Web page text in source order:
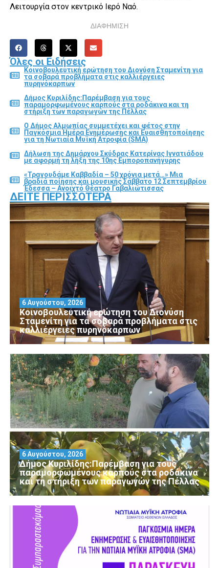
Λειτουργία στον κεντρικό Ιερό Ναό.
ΔΙΑΦΗΜΙΣΗ
Όλες οι Ειδήσεις
Κοινοβουλευτική ερώτηση του Διονύση Σταμενίτη για
τα σοβαρά προβλήματα στις καλλιέργειες
πυρηνόκαρπων
Δήμος Κυριλίδης:Παρέμβαση για τους
παραμορφωμένους καρπούς στα ροδάκινα και τη
στήριξη των παραγωγών της Πέλλας
Ο Δήμος Αλμωπίας συμμετέχει και φέτος στην
Παγκόσμια Ημέρα Ενημέρωσης και Ευαισθητοποίησης
για τη Νωτιαία Μυϊκή Ατροφία (SMA)
Δήλωση της Δημάρχου Σκύδρας Κατερίνας Ιγνατιάδου
με αφορμή τη λήξη της 10ης Εμποροπανήγυρης
«Τραγουδάμε Καββαδία – 50 χρόνια μετά…» Μια
βραδιά ποίησης και μουσικής Σάββατο 12 Σεπτεμβρίου
Έδεσσα – Ανοιχτό Θέατρο Γαβαλιώτισσας
ΔΕΊΤΕ ΠΕΡΙΣΣΌΤΕΡΑ
Κοινοβουλευτική ερώτηση του Διονύση
Σταμενίτη για τα σοβαρά προβλήματα στις
καλλιέργειες πυρηνόκαρπων
6 Αυγούστου, 2026
Δήμος Κυριλίδης:Παρέμβαση για τους
παραμορφωμένους καρπούς στα ροδάκινα
και τη στήριξη των παραγωγών της Πέλλας
6 Αυγούστου, 2026